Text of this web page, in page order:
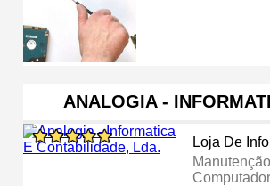
ANALOGIA -
Loja De